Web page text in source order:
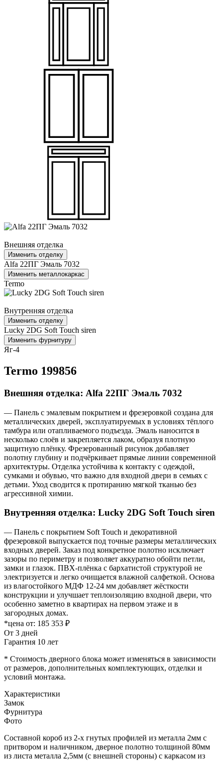
Внешняя отделка
Изменить отделку
Alfa 22ПГ Эмаль 7032
Изменить металлокаркас
Termo
Внутренняя отделка
Изменить отделку
Lucky 2DG Soft Touch siren
Изменить фурнитуру
Яг-4
Termo 199856
Внешняя отделка: Alfa 22ПГ Эмаль 7032
— Панель с эмалевым покрытием и фрезеровкой создана для
металлических дверей, эксплуатируемых в условиях тёплого
тамбура или отапливаемого подъезда. Эмаль наносится в
несколько слоёв и закрепляется лаком, образуя плотную
защитную плёнку. Фрезерованный рисунок добавляет
полотну глубину и подчёркивает прямые линии современной
архитектуры. Отделка устойчива к контакту с одеждой,
сумками и обувью, что важно для входной двери в семьях с
детьми. Уход сводится к протиранию мягкой тканью без
агрессивной химии.
Внутренняя отделка: Lucky 2DG Soft Touch siren
— Панель с покрытием Soft Touch и декоративной
фрезеровкой выпускается под точные размеры металлических
входных дверей. Заказ под конкретное полотно исключает
зазоры по периметру и позволяет аккуратно обойти петли,
замки и глазок. ПВХ-плёнка с бархатистой структурой не
электризуется и легко очищается влажной салфеткой. Основа
из влагостойкого МДФ 12-24 мм добавляет жёсткости
конструкции и улучшает теплоизоляцию входной двери, что
особенно заметно в квартирах на первом этаже и в
загородных домах.
*цена от: 185 353 ₽
От 3 дней
Гарантия 10 лет
* Стоимость дверного блока может изменяться в зависимости
от размеров, дополнительных комплектующих, отделки и
условий монтажа.
Характеристики
Замок
Фурнитура
Фото
Составной короб из 2-х гнутых профилей из металла 2мм с
притвором и наличником, дверное полотно толщиной 80мм
из листа металла 2,5мм (с внешней стороны) c каркасом из